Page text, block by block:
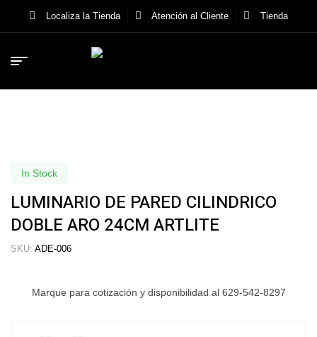
Localiza la Tienda Atención al Cliente Tienda
In Stock
LUMINARIO DE PARED CILINDRICO
DOBLE ARO 24CM ARTLITE
SKU: ADE-006
Marque para cotización y disponibilidad al 629-542-8297